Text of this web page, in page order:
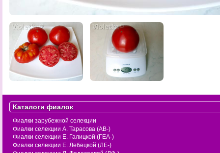
Каталоги фиалок
Фиалки зарубежной селекции
Фиалки селекции А. Тарасова (АВ-)
Фиалки селекции Е. Галицкой (ГЕА-)
Фиалки селекции Е. Лебецкой (ЛЕ-)